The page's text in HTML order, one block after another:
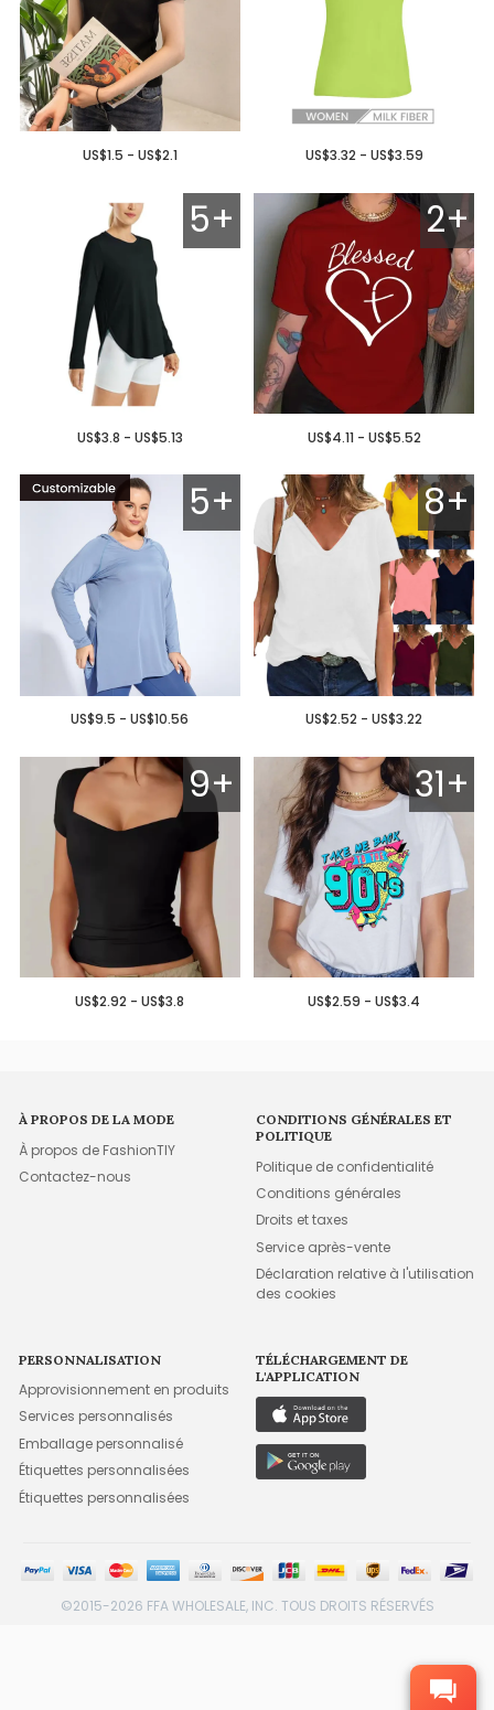
US$1.5 - US$2.1 US$3.32 - US$3.59
5+
US$3.8 - US$5.13
2+
US$4.11 - US$5.52
5+
US$9.5 - US$10.56
8+
US$2.52 - US$3.22
9+
US$2.92 - US$3.8
31+
US$2.59 - US$3.4
À PROPOS DE LA MODE
À propos de FashionTIY
Contactez-nous
CONDITIONS GÉNÉRALES ET
POLITIQUE
Politique de confidentialité
Conditions générales
Droits et taxes
Service après-vente
Déclaration relative à l'utilisation
des cookies
PERSONNALISATION
Approvisionnement en produits
Services personnalisés
Emballage personnalisé
Étiquettes personnalisées
Étiquettes personnalisées
TÉLÉCHARGEMENT DE
L'APPLICATION
©2015-2026 FFA WHOLESALE, INC. TOUS DROITS RÉSERVÉS